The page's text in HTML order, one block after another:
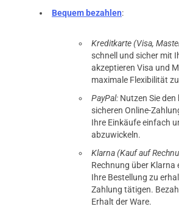
Bequem bezahlen:
Kreditkarte (Visa,
schnell und sicher mit
akzeptieren Visa und
maximale Flexibilität
PayPal: Nutzen Sie den
sicheren Online-
Ihre Einkäufe einfach
abzuwickeln.
Klarna (Kauf auf
Rechnung über Klarna
Ihre Bestellung zu
Zahlung tätigen.
Erhalt der Ware.